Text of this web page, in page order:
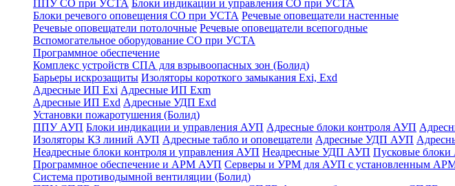
ППУ СО при УСТА Блоки индикации и управления СО при УСТА
Блоки речевого оповещения СО при УСТА Речевые оповещатели настенные
Речевые оповещатели потолочные Речевые оповещатели всепогодные
Вспомогательное оборудование СО при УСТА
Программное обеспечение
Комплекс устройств СПА для взрывоопасных зон (Болид)
Барьеры искрозащиты Изоляторы короткого замыкания Exi, Exd
Адресные ИП Exi Адресные ИП Exm
Адресные ИП Exd Адресные УДП Exd
Установки пожаротушения (Болид)
ППУ АУП Блоки индикации и управления АУП Адресные блоки контроля АУП
Изоляторы КЗ линий АУП Адресные табло и оповещатели Адресные УДП АУП
Неадресные блоки контроля и управления АУП Неадресные УДП АУП Пусковые
Программное обеспечение и АРМ АУП Серверы и УРМ для АУП с установленным
Система противодымной вентиляции (Болид)